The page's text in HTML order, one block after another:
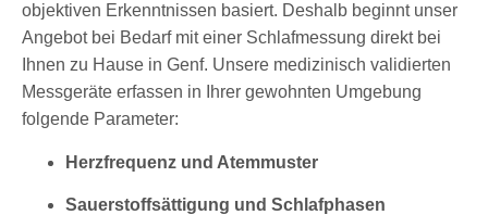
objektiven Erkenntnissen basiert. Deshalb beginnt unser
Angebot bei Bedarf mit einer Schlafmessung direkt bei
Ihnen zu Hause in Genf. Unsere medizinisch validierten
Messgeräte erfassen in Ihrer gewohnten Umgebung
folgende Parameter:
Herzfrequenz und Atemmuster
Sauerstoffsättigung und Schlafphasen